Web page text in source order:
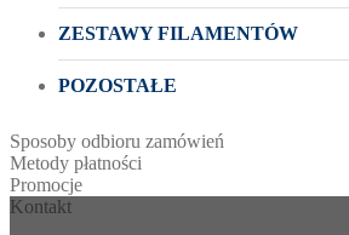
ZESTAWY FILAMENTÓW
POZOSTAŁE
Sposoby odbioru zamówień
Metody płatności
Promocje
Kontakt